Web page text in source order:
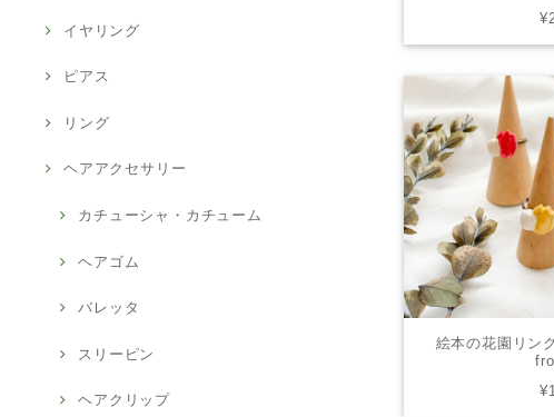
イヤリング
ピアス
リング
ヘアアクセサリー
カチューシャ・カチューム
ヘアゴム
バレッタ
スリーピン
ヘアクリップ
絵本の花園リン